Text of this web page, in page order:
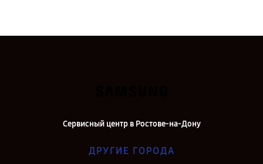
Сервисный центр в Ростове-на-Дону
ДРУГИЕ ГОРОДА